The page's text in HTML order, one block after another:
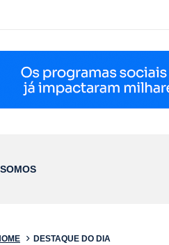
DESTAQUE DO DIA